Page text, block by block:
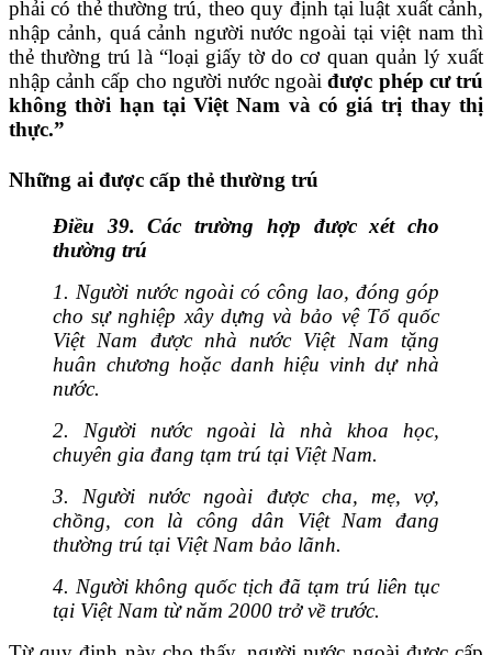
phải có thẻ thường trú, theo quy định tại luật xuất cảnh,
nhập cảnh, quá cảnh người nước ngoài tại việt nam thì
thẻ thường trú là “loại giấy tờ do cơ quan quản lý xuất
nhập cảnh cấp cho người nước ngoàiđược phép cư trú
không thời hạn tại Việt Nam và có giá trị thay thị
thực.”
Những ai được cấp thẻ thường trú
Điều 39. Các trường hợp được xét cho
thường trú
1. Người nước ngoài có công lao, đóng góp
cho sự nghiệp xây dựng và bảo vệ Tổ quốc
Việt Nam được nhà nước Việt Nam tặng
huân chương hoặc danh hiệu vinh dự nhà
nước.
2. Người nước ngoài là nhà khoa học,
chuyên gia đang tạm trú tại Việt Nam.
3. Người nước ngoài được cha, mẹ, vợ,
chồng, con là công dân Việt Nam đang
thường trú tại Việt Nam bảo lãnh.
4. Người không quốc tịch đã tạm trú liên tục
tại Việt Nam từ năm 2000 trở về trước.